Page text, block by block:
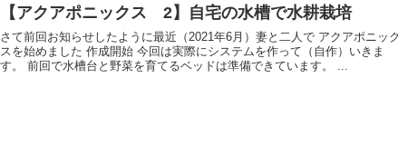
【アクアポニックス 2】自宅の水槽で水耕栽培
さて前回お知らせしたように最近（2021年6月）妻と二人で アクアポニック
スを始めました 作成開始 今回は実際にシステムを作って（自作）いきま
す。 前回で水槽台と野菜を育てるベッドは準備できています。 ...